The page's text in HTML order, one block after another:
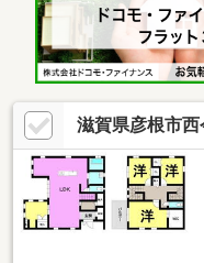
タ、オール電化、モニタ付
滋賀県彦根市